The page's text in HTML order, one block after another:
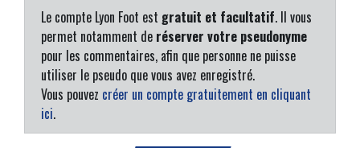
Le compte Lyon Foot est gratuit et facultatif. Il vous
permet notamment de réserver votre pseudonyme
pour les commentaires, afin que personne ne puisse
utiliser le pseudo que vous avez enregistré.
Vous pouvez créer un compte gratuitement en cliquant
ici.